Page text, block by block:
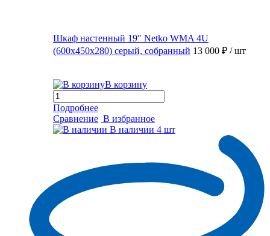
Шкаф настенный 19″ Netko WMA 4U
(600x450x280) серый, собранный 13 000 ₽ / шт
В корзину
Подробнее
Сравнение В избранное
В наличии 4 шт